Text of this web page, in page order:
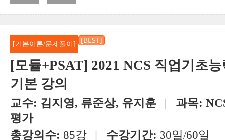
[기본이론/문제풀이] [BEST]
[모듈+PSAT] 2021 NCS 직업기초
기본 강의
교수: 김지영, 류준상, 유지훈 | 과목:
평가
총강의수: 85강 | 수강기간: 30일/60일